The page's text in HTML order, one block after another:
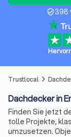
verified_user398
Trustlocal arrow_forward_ios
Dachdecker in
Finden Sie jetzt
tolle Projekte,
umzusetzen.